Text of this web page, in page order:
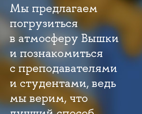
Мы предлагаем
погрузиться
в атмосферу Вышки
и познакомиться
с преподавателями
и студентами, ведь
мы верим, что